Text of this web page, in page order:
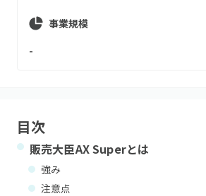
事業規模
-
目次
販売大臣AX Superとは
強み
注意点